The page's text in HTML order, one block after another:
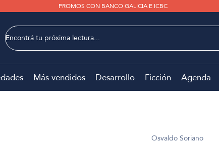
PROMOS CON BANCO GALICIA E ICBC
Más vendidos Desarrollo Ficción Agenda
Osvaldo Soriano